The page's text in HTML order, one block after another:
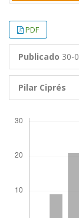
PDF
Publicado 30-
Pilar Ciprés